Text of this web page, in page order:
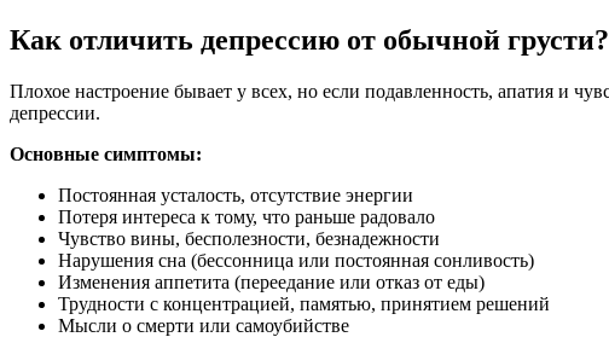
Как отличить депрессию от обычной грусти?
Плохое настроение бывает у всех, но если подавленность, апатия и
депрессии.
Основные симптомы:
Постоянная усталость, отсутствие энергии
Потеря интереса к тому, что раньше радовало
Чувство вины, бесполезности, безнадежности
Нарушения сна (бессонница или постоянная сонливость)
Изменения аппетита (переедание или отказ от еды)
Трудности с концентрацией, памятью, принятием решений
Мысли о смерти или самоубийстве